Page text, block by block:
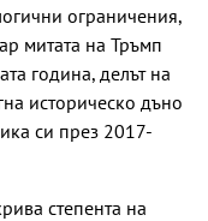
ограничения,
митата на Тръмп
година, делът на
историческо дъно
си през 2017-
степента на